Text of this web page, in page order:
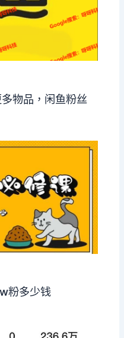
物品，闲鱼粉丝
粉多少钱